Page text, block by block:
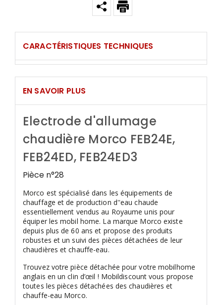
CARACTÉRISTIQUES TECHNIQUES
EN SAVOIR PLUS
Electrode d'allumage
chaudière Morco FEB24E,
FEB24ED, FEB24ED3
Pièce n°28
Morco est spécialisé dans les équipements de
chauffage et de production d''eau chaude
essentiellement vendus au Royaume unis pour
équiper les mobil home. La marque Morco existe
depuis plus de 60 ans et propose des produits
robustes et un suivi des pièces détachées de leur
chaudières et chauffe-eau.
Trouvez votre pièce détachée pour votre mobilhome
anglais en un clin d’œil ! Mobildiscount vous propose
toutes les pièces détachées des chaudières et
chauffe-eau Morco.